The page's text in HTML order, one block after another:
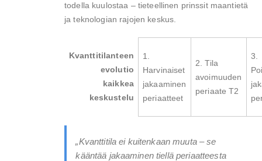
todella kuulostaa – tieteellinen prinssit maantietä
ja teknologian rajojen keskus.
Kvanttitilanteen
evolutio
kaikkea
keskustelu
1.
Harvinaiset
jakaaminen
periaatteet
2. Tila
avoimuuden
periaate T2
3.
„Kvanttitila ei kuitenkaan muuta – se
kääntää jakaaminen tiellä periaatteesta